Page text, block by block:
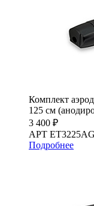
Комплект
125 см
3 400 ₽
АРТ ET3225AG
Подробнее